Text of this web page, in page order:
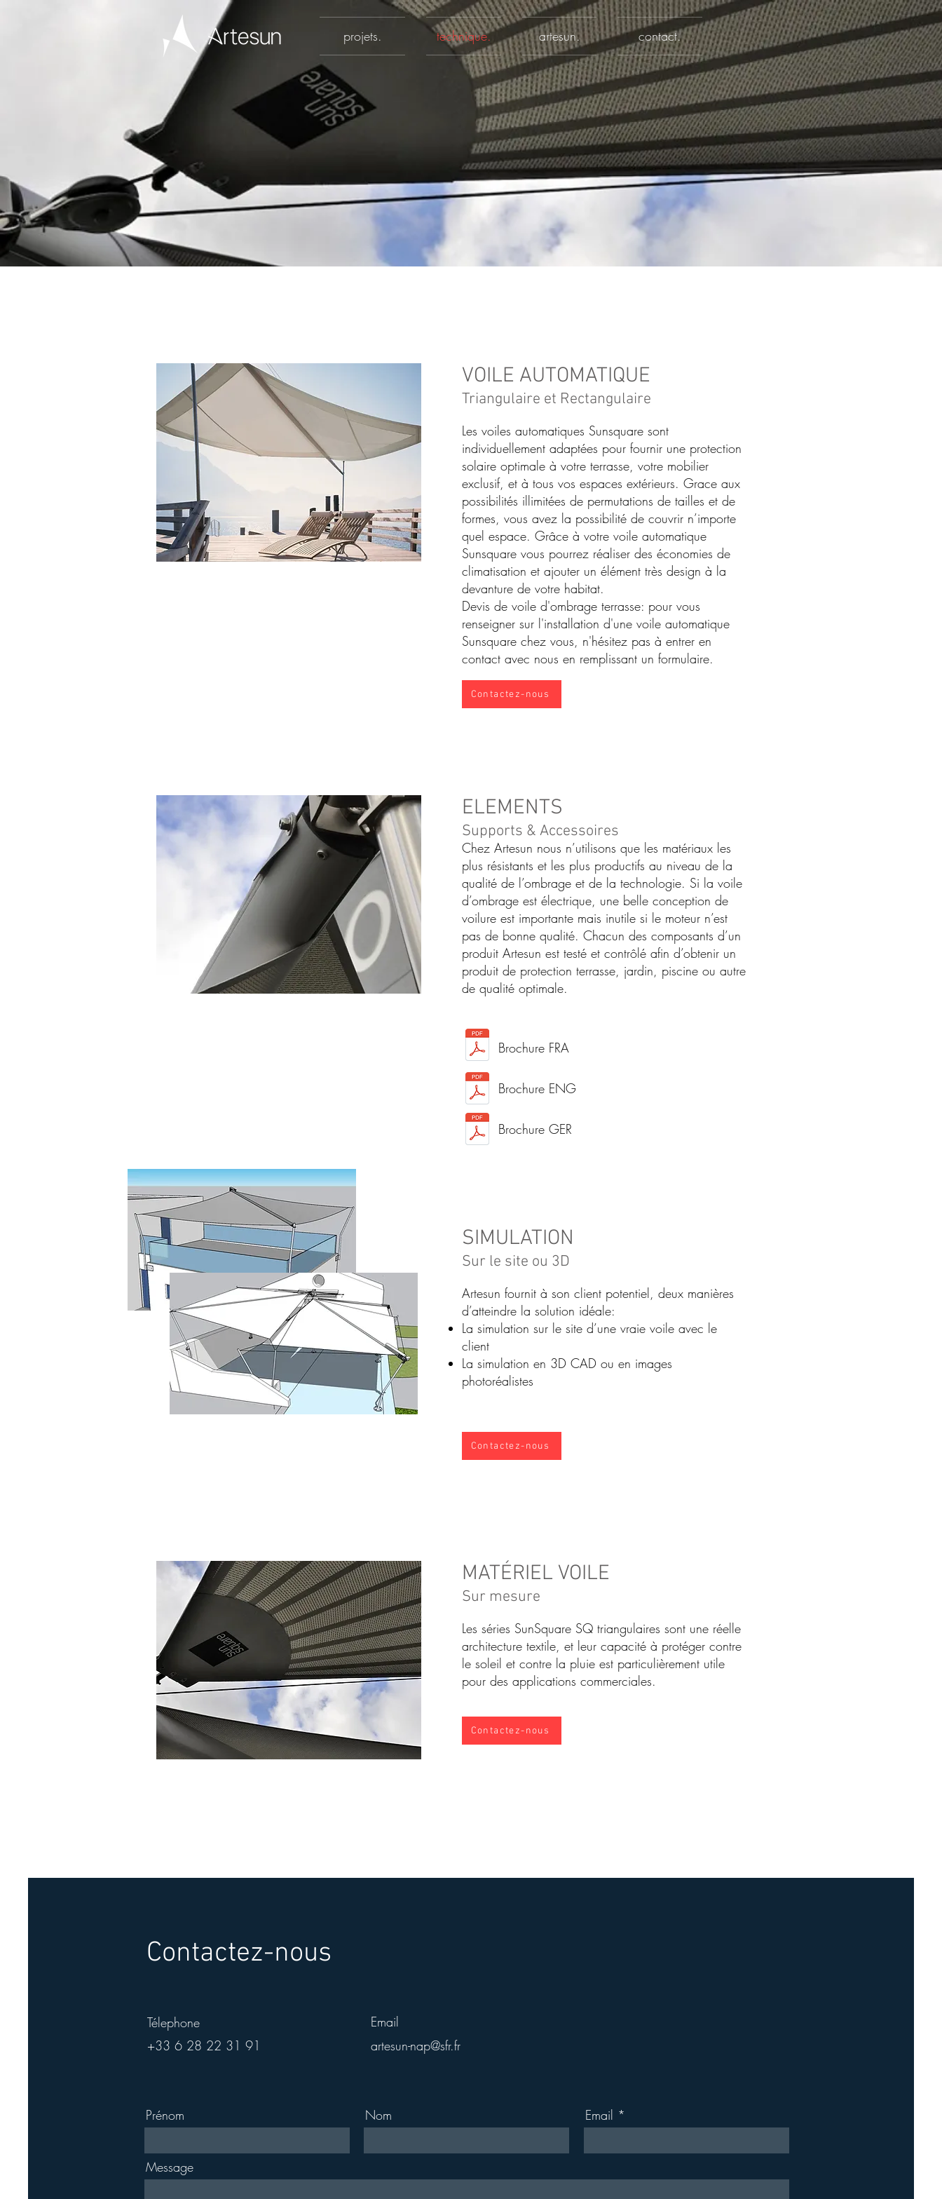
projets. technique. artesun. contact.
VOILE AUTOMATIQUE
Triangulaire et Rectangulaire
Les voiles automatiques Sunsquare sont
individuellement adaptées pour fournir une protection
solaire optimale à votre terrasse, votre mobilier
exclusif, et à tous vos espaces extérieurs. Grace aux
possibilités illimitées de permutations de tailles et de
formes, vous avez la possibilité de couvrir n’importe
quel espace. Grâce à votre voile automatique
Sunsquare vous pourrez réaliser des économies de
climatisation et ajouter un élément très design à la
devanture de votre habitat.
Devis de voile d'ombrage terrasse: pour vous
renseigner sur l'installation d'une voile automatique
Sunsquare chez vous, n'hésitez pas à entrer en
contact avec nous en remplissant un formulaire.
Contactez-nous
ELEMENTS
Supports & Accessoires
Chez Artesun nous n’utilisons que les matériaux les
plus résistants et les plus productifs au niveau de la
qualité de l’ombrage et de la technologie. Si la voile
d’ombrage est électrique, une belle conception de
voilure est importante mais inutile si le moteur n’est
pas de bonne qualité. Chacun des composants d’un
produit Artesun est testé et contrôlé afin d’obtenir un
produit de protection terrasse, jardin, piscine ou autre
de qualité optimale.
Brochure FRA
Brochure ENG
Brochure GER
SIMULATION
Sur le site ou 3D
Artesun fournit à son client potentiel, deux manières
d’atteindre la solution idéale:
La simulation sur le site d’une vraie voile avec le
client
La simulation en 3D CAD ou en images
photoréalistes
Contactez-nous
MATÉRIEL VOILE
Sur mesure
Les séries SunSquare SQ triangulaires sont une réelle
architecture textile, et leur capacité à protéger contre
le soleil et contre la pluie est particulièrement utile
pour des applications commerciales.
Contactez-nous
Contactez-nous
Télephone
+33 6 28 22 31 91
Email
artesun-nap@sfr.fr
Prénom Nom Email
Message